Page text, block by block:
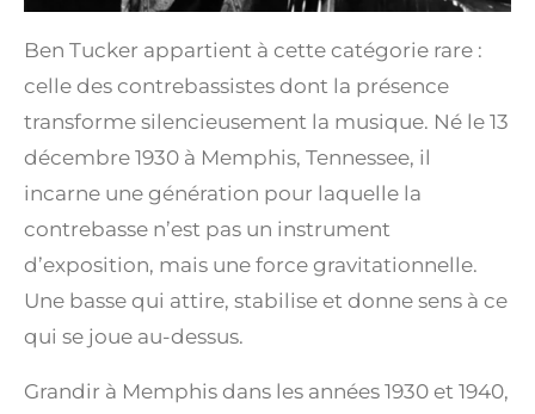
Ben Tucker appartient à cette catégorie rare :
celle des contrebassistes dont la présence
transforme silencieusement la musique. Né le 13
décembre 1930 à Memphis, Tennessee, il
incarne une génération pour laquelle la
contrebasse n’est pas un instrument
d’exposition, mais une force gravitationnelle.
Une basse qui attire, stabilise et donne sens à ce
qui se joue au-dessus.
Grandir à Memphis dans les années 1930 et 1940,